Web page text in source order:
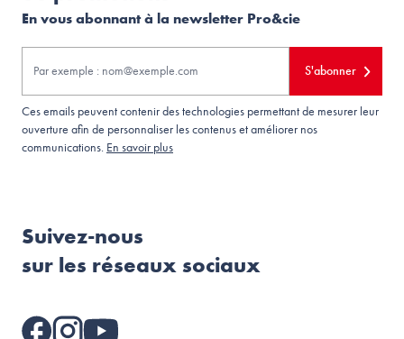
En vous abonnant à la newsletter Pro&cie
S'abonner
Ces emails peuvent contenir des technologies permettant de mesurer leur
ouverture afin de personnaliser les contenus et améliorer nos
communications. En savoir plus
Suivez-nous
sur les réseaux sociaux